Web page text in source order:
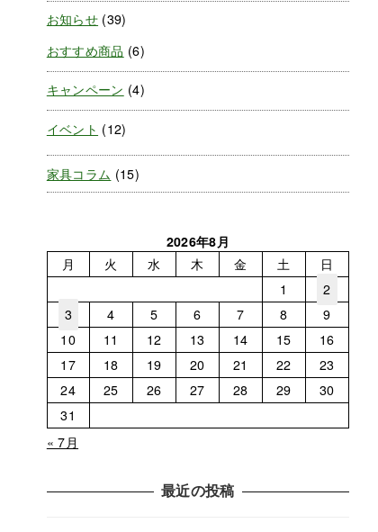
お知らせ (39)
おすすめ商品 (6)
キャンペーン (4)
イベント (12)
家具コラム (15)
2026年8月
月
火 水 木 金 土
日
1
2
3
4 5 6 7 8
9
10
11 12 13 14 15
16
17
18 19 20 21 22
23
24
25 26 27 28 29
30
31
« 7月
最近の投稿